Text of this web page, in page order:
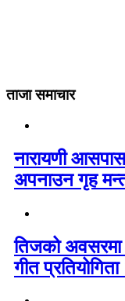
ताजा समाचार
नारायणी
अपनाउन गृह
तिजको
गीत